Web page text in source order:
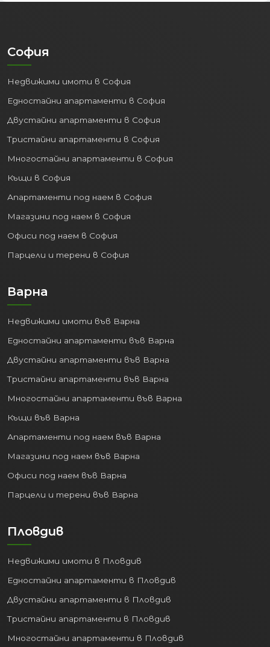
София
Недвижими имоти в София
Едностайни апартаменти в София
Двустайни апартаменти в София
Тристайни апартаменти в София
Многостайни апартаменти в София
Къщи в София
Апартаменти под наем в София
Магазини под наем в София
Офиси под наем в София
Парцели и терени в София
Варна
Недвижими имоти във Варна
Едностайни апартаменти във Варна
Двустайни апартаменти във Варна
Тристайни апартаменти във Варна
Многостайни апартаменти във Варна
Къщи във Варна
Апартаменти под наем във Варна
Магазини под наем във Варна
Офиси под наем във Варна
Парцели и терени във Варна
Пловдив
Недвижими имоти в Пловдив
Едностайни апартаменти в Пловдив
Двустайни апартаменти в Пловдив
Тристайни апартаменти в Пловдив
Многостайни апартаменти в Пловдив